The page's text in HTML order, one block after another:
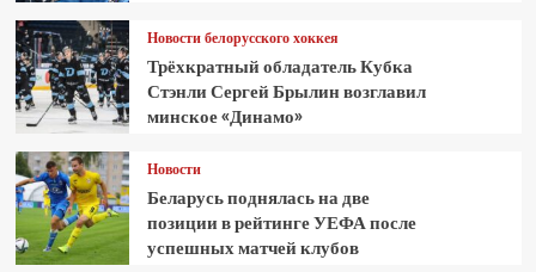
Новости белорусского хоккея
Трёхкратный обладатель Кубка
Стэнли Сергей Брылин возглавил
минское «Динамо»
Новости
Беларусь поднялась на две
позиции в рейтинге УЕФА после
успешных матчей клубов